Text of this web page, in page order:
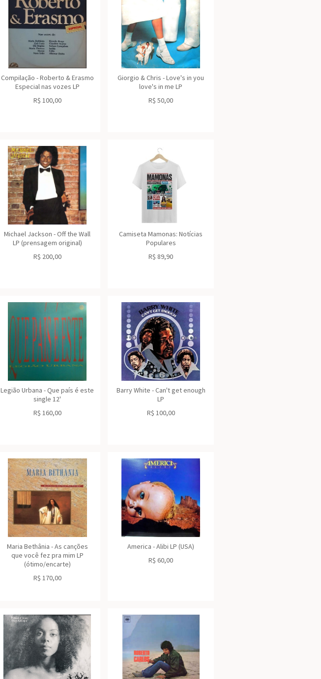
Compilação - Roberto & Erasmo
Especial nas vozes LP
R$ 100,00
Giorgio & Chris - Love's in you
love's in me LP
R$ 50,00
Michael Jackson - Off the Wall
LP (prensagem original)
R$ 200,00
Camiseta Mamonas: Notícias
Populares
R$ 89,90
Legião Urbana - Que país é este
single 12'
R$ 160,00
Barry White - Can't get enough
LP
R$ 100,00
Maria Bethânia - As canções
que você fez pra mim LP
(ótimo/encarte)
R$ 170,00
America - Alibi LP (USA)
R$ 60,00